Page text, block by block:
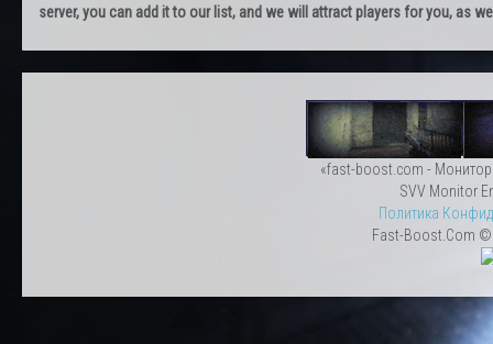
server, you can add it to our list, and we will attract players for you, as
«fast-boost.com -
SVV Monitor
Политика
Fast-Boost.Com